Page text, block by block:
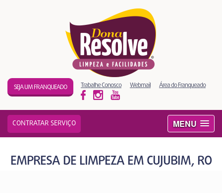
MENU
SEJA UM FRANQUEADO Trabalhe Conosco Webmail Área do Franqueado
CONTRATAR SERVIÇO
EMPRESA DE LIMPEZA EM CUJUBIM, RO